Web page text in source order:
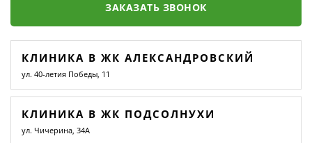
ЗАКАЗАТЬ ЗВОНОК
КЛИНИКА В ЖК АЛЕКСАНДРОВСКИЙ
ул. 40-летия Победы, 11
КЛИНИКА В ЖК ПОДСОЛНУХИ
ул. Чичерина, 34А